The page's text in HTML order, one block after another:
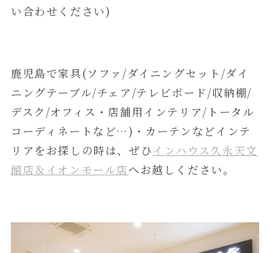
い合わせください)
鹿児島で家具(ソファ/ダイニングセット/ダイ
ニングテーブル/チェア/テレビボード/収納棚/
デスク/オフィス・店舗用インテリア/トータル
コーディネートなど…)・カーテンなどインテ
リアをお探しの時は、ぜひインハウス久永天文
館店＆イオンモール店へお越しください。